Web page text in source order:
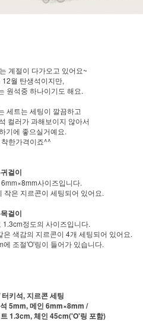
계절이 다가오고 있어요~
월 탄생석이지만,
원석중 하나이기도 해요.
세트는 세팅이 깔끔하고
컬러가 과해보이지 않아서
기에 좋으실거예요.
한가격이죠^^
걸이
사이즈입니다.
작은 지르콘이 세팅되어 있어요.
걸이
정도의 사이즈입니다.
색감의 지르콘이 4개 세팅되어 있어요.
조절'O'링이 들어가 있습니다.
키석, 지르콘 세팅
5mm, 메인 6mm×8mm /
1.3cm, 체인 45cm('O'링 포함)